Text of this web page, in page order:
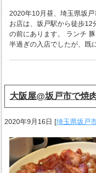
2020年10月昼、埼玉県坂戸
お店は、坂戸駅から徒歩12
の前にあります。 ランチ
半過ぎの入店でしたが、既
大阪屋@坂戸市で焼
2020年9月16日 [埼玉県坂戸